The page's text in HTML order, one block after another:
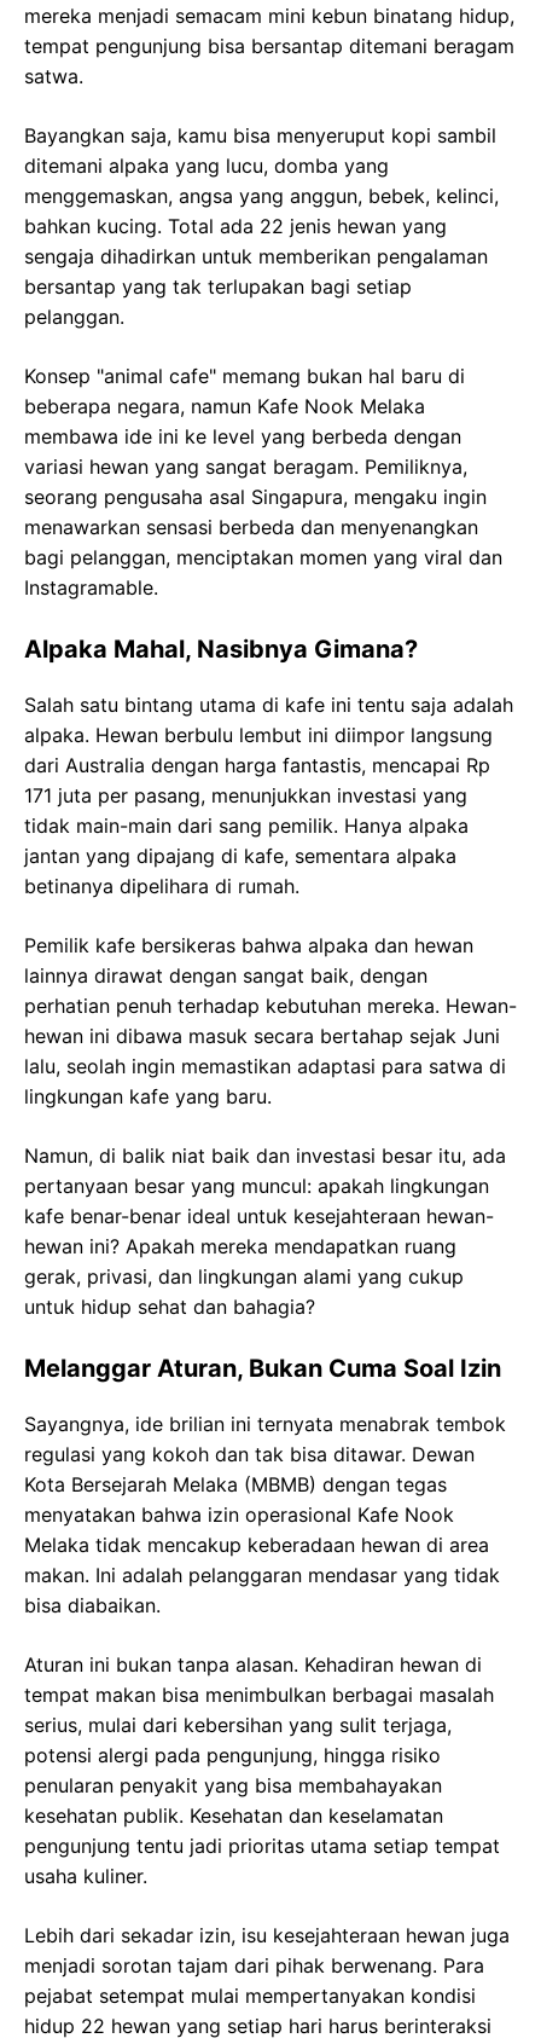
mereka menjadi semacam mini kebun binatang hidup,
tempat pengunjung bisa bersantap ditemani beragam
satwa.
Bayangkan saja, kamu bisa menyeruput kopi sambil
ditemani alpaka yang lucu, domba yang
menggemaskan, angsa yang anggun, bebek, kelinci,
bahkan kucing. Total ada 22 jenis hewan yang
sengaja dihadirkan untuk memberikan pengalaman
bersantap yang tak terlupakan bagi setiap
pelanggan.
Konsep "animal cafe" memang bukan hal baru di
beberapa negara, namun Kafe Nook Melaka
membawa ide ini ke level yang berbeda dengan
variasi hewan yang sangat beragam. Pemiliknya,
seorang pengusaha asal Singapura, mengaku ingin
menawarkan sensasi berbeda dan menyenangkan
bagi pelanggan, menciptakan momen yang viral dan
Instagramable.
Alpaka Mahal, Nasibnya Gimana?
Salah satu bintang utama di kafe ini tentu saja adalah
alpaka. Hewan berbulu lembut ini diimpor langsung
dari Australia dengan harga fantastis, mencapai Rp
171 juta per pasang, menunjukkan investasi yang
tidak main-main dari sang pemilik. Hanya alpaka
jantan yang dipajang di kafe, sementara alpaka
betinanya dipelihara di rumah.
Pemilik kafe bersikeras bahwa alpaka dan hewan
lainnya dirawat dengan sangat baik, dengan
perhatian penuh terhadap kebutuhan mereka. Hewan-
hewan ini dibawa masuk secara bertahap sejak Juni
lalu, seolah ingin memastikan adaptasi para satwa di
lingkungan kafe yang baru.
Namun, di balik niat baik dan investasi besar itu, ada
pertanyaan besar yang muncul: apakah lingkungan
kafe benar-benar ideal untuk kesejahteraan hewan-
hewan ini? Apakah mereka mendapatkan ruang
gerak, privasi, dan lingkungan alami yang cukup
untuk hidup sehat dan bahagia?
Melanggar Aturan, Bukan Cuma Soal Izin
Sayangnya, ide brilian ini ternyata menabrak tembok
regulasi yang kokoh dan tak bisa ditawar. Dewan
Kota Bersejarah Melaka (MBMB) dengan tegas
menyatakan bahwa izin operasional Kafe Nook
Melaka tidak mencakup keberadaan hewan di area
makan. Ini adalah pelanggaran mendasar yang tidak
bisa diabaikan.
Aturan ini bukan tanpa alasan. Kehadiran hewan di
tempat makan bisa menimbulkan berbagai masalah
serius, mulai dari kebersihan yang sulit terjaga,
potensi alergi pada pengunjung, hingga risiko
penularan penyakit yang bisa membahayakan
kesehatan publik. Kesehatan dan keselamatan
pengunjung tentu jadi prioritas utama setiap tempat
usaha kuliner.
Lebih dari sekadar izin, isu kesejahteraan hewan juga
menjadi sorotan tajam dari pihak berwenang. Para
pejabat setempat mulai mempertanyakan kondisi
hidup 22 hewan yang setiap hari harus berinteraksi